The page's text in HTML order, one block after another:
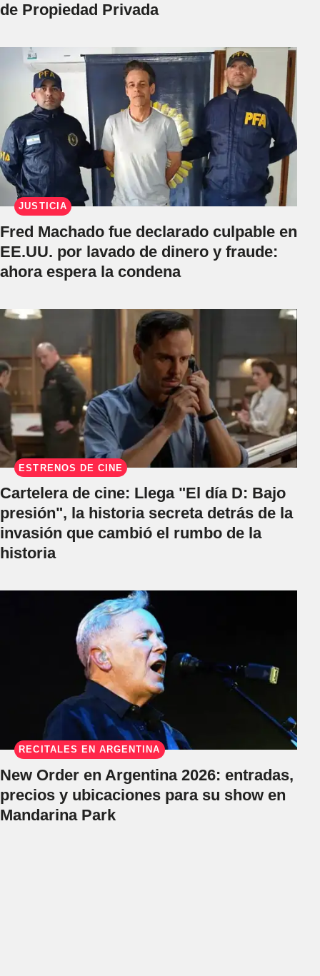
de Propiedad Privada
JUSTICIA
Fred Machado fue declarado culpable en
EE.UU. por lavado de dinero y fraude:
ahora espera la condena
ESTRENOS DE CINE
Cartelera de cine: Llega "El día D: Bajo
presión", la historia secreta detrás de la
invasión que cambió el rumbo de la
historia
RECITALES EN ARGENTINA
New Order en Argentina 2026: entradas,
precios y ubicaciones para su show en
Mandarina Park